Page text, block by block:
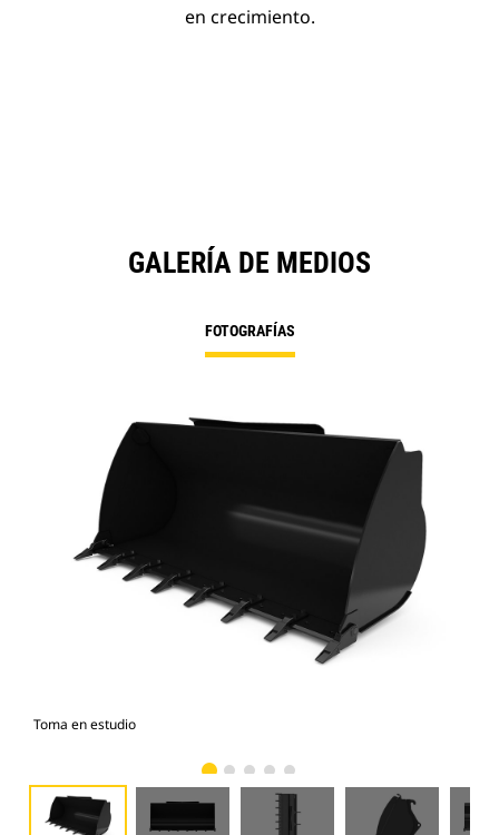
en crecimiento.
GALERÍA DE MEDIOS
FOTOGRAFÍAS
Toma en estudio